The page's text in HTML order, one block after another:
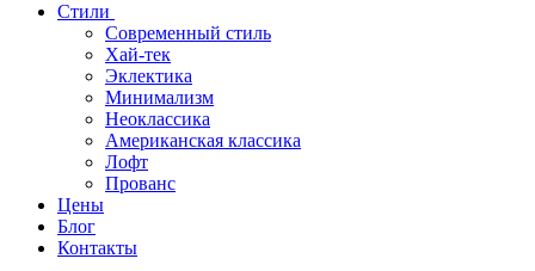
Стили
Современный стиль
Хай-тек
Эклектика
Минимализм
Неоклассика
Американская классика
Лофт
Прованс
Цены
Блог
Контакты